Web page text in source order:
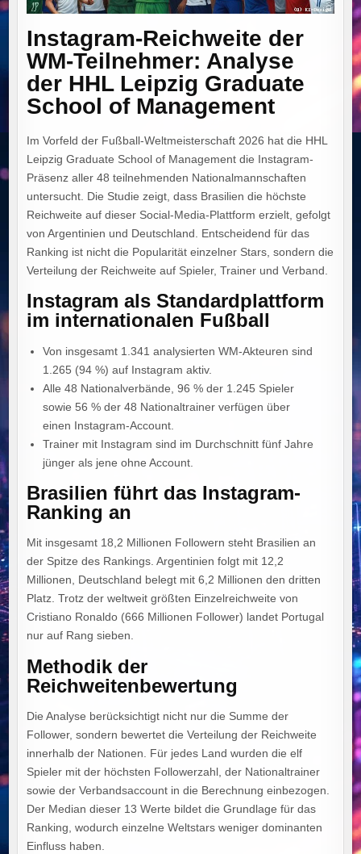
Instagram-Reichweite der
WM-Teilnehmer: Analyse
der HHL Leipzig Graduate
School of Management
Im Vorfeld der Fußball-Weltmeisterschaft 2026 hat die HHL
Leipzig Graduate School of Management die Instagram-
Präsenz aller 48 teilnehmenden Nationalmannschaften
untersucht. Die Studie zeigt, dass Brasilien die höchste
Reichweite auf dieser Social-Media-Plattform erzielt, gefolgt
von Argentinien und Deutschland. Entscheidend für das
Ranking ist nicht die Popularität einzelner Stars, sondern die
Verteilung der Reichweite auf Spieler, Trainer und Verband.
Instagram als Standardplattform
im internationalen Fußball
Von insgesamt 1.341 analysierten WM-Akteuren sind
1.265 (94 %) auf Instagram aktiv.
Alle 48 Nationalverbände, 96 % der 1.245 Spieler
sowie 56 % der 48 Nationaltrainer verfügen über
einen Instagram-Account.
Trainer mit Instagram sind im Durchschnitt fünf Jahre
jünger als jene ohne Account.
Brasilien führt das Instagram-
Ranking an
Mit insgesamt 18,2 Millionen Followern steht Brasilien an
der Spitze des Rankings. Argentinien folgt mit 12,2
Millionen, Deutschland belegt mit 6,2 Millionen den dritten
Platz. Trotz der weltweit größten Einzelreichweite von
Cristiano Ronaldo (666 Millionen Follower) landet Portugal
nur auf Rang sieben.
Methodik der
Reichweitenbewertung
Die Analyse berücksichtigt nicht nur die Summe der
Follower, sondern bewertet die Verteilung der Reichweite
innerhalb der Nationen. Für jedes Land wurden die elf
Spieler mit der höchsten Followerzahl, der Nationaltrainer
sowie der Verbandsaccount in die Berechnung einbezogen.
Der Median dieser 13 Werte bildet die Grundlage für das
Ranking, wodurch einzelne Weltstars weniger dominanten
Einfluss haben.